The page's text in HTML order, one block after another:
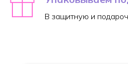
В защитную и